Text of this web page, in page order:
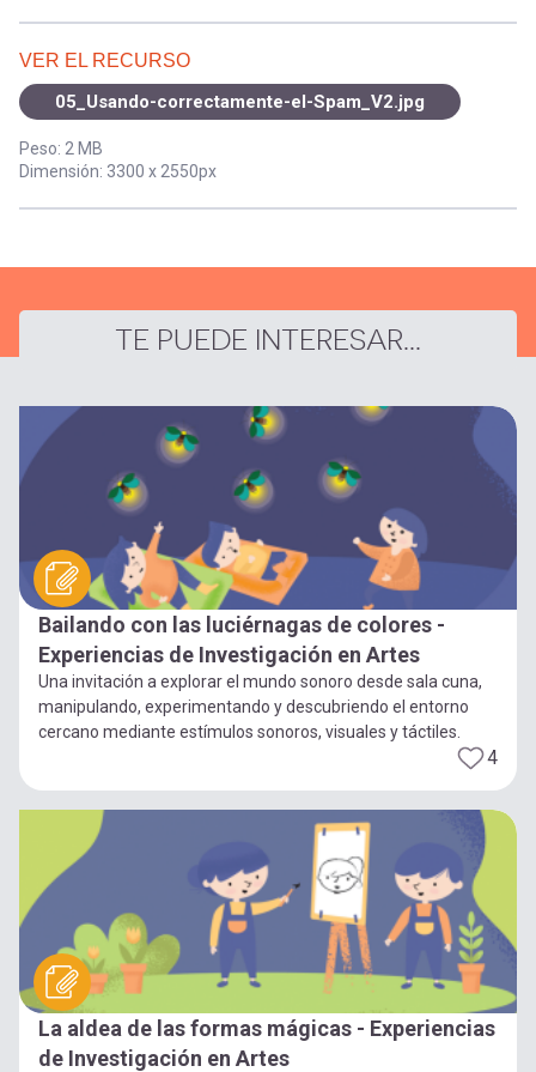
VER EL RECURSO
05_Usando-correctamente-el-Spam_V2.jpg
Peso: 2 MB
Dimensión: 3300 x 2550px
TE PUEDE INTERESAR...
Bailando con las luciérnagas de colores -
Experiencias de Investigación en Artes
Una invitación a explorar el mundo sonoro desde sala cuna,
manipulando, experimentando y descubriendo el entorno
cercano mediante estímulos sonoros, visuales y táctiles.
4
La aldea de las formas mágicas - Experiencias
de Investigación en Artes